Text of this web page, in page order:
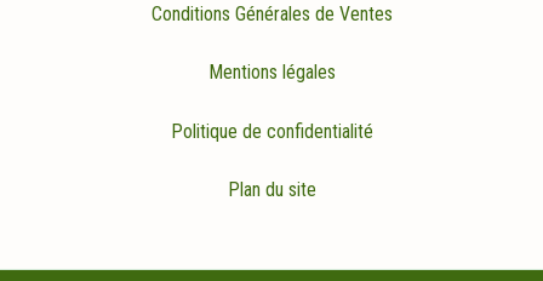
Conditions Générales de Ventes
Mentions légales
Politique de confidentialité
Plan du site